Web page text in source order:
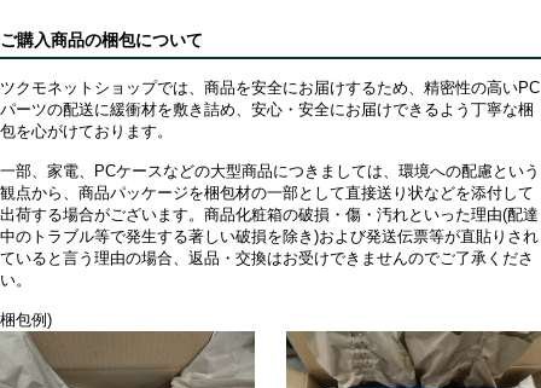
ご購入商品の梱包について
ツクモネットショップでは、商品を安全にお届けするため、精密性の高いPC
パーツの配送に緩衝材を敷き詰め、安心・安全にお届けできるよう丁寧な梱
包を心がけております。
一部、家電、PCケースなどの大型商品につきましては、環境への配慮という
観点から、商品パッケージを梱包材の一部として直接送り状などを添付して
出荷する場合がございます。商品化粧箱の破損・傷・汚れといった理由(配達
中のトラブル等で発生する著しい破損を除き)および発送伝票等が直貼りされ
ていると言う理由の場合、返品・交換はお受けできませんのでご了承くださ
い。
梱包例)